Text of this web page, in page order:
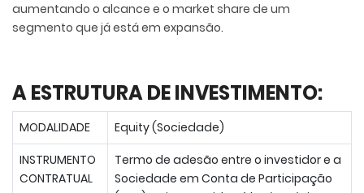
aumentando o alcance e o market share de um
segmento que já está em expansão.
A ESTRUTURA DE INVESTIMENTO:
MODALIDADE
Equity (Sociedade)
INSTRUMENTO
CONTRATUAL
Termo de adesão entre o investidor e a
Sociedade em Conta de Participação